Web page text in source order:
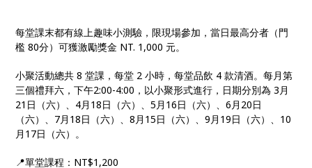
每堂課末都有線上趣味小測驗，限現場參加，當日最高分者（門
檻 80分）可獲激勵獎金 NT. 1,000 元。
小聚活動總共 8 堂課，每堂 2 小時，每堂品飲 4 款清酒。每月第
三個禮拜六，下午2:00-4:00，以小聚形式進行，日期分別為 3月
21日（六）、4月18日（六）、5月16日（六）、6月20日
（六）、7月18日（六）、8月15日（六）、9月19日（六）、10
月17日（六）。
📍單堂課程：NT$1,200